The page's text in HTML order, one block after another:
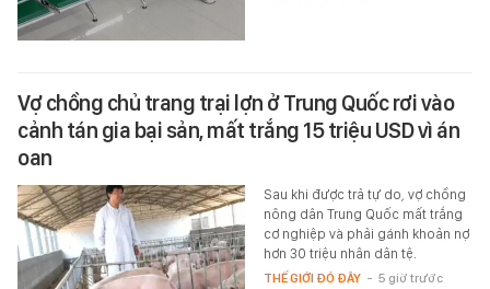
Vợ chồng chủ trang trại lợn ở Trung Quốc rơi vào
cảnh tán gia bại sản, mất trắng 15 triệu USD vì án
oan
Sau khi được trả tự do, vợ chồng
nông dân Trung Quốc mất trắng
cơ nghiệp và phải gánh khoản nợ
hơn 30 triệu nhân dân tệ.
THẾ GIỚI ĐÓ ĐÂY - 5 giờ trước